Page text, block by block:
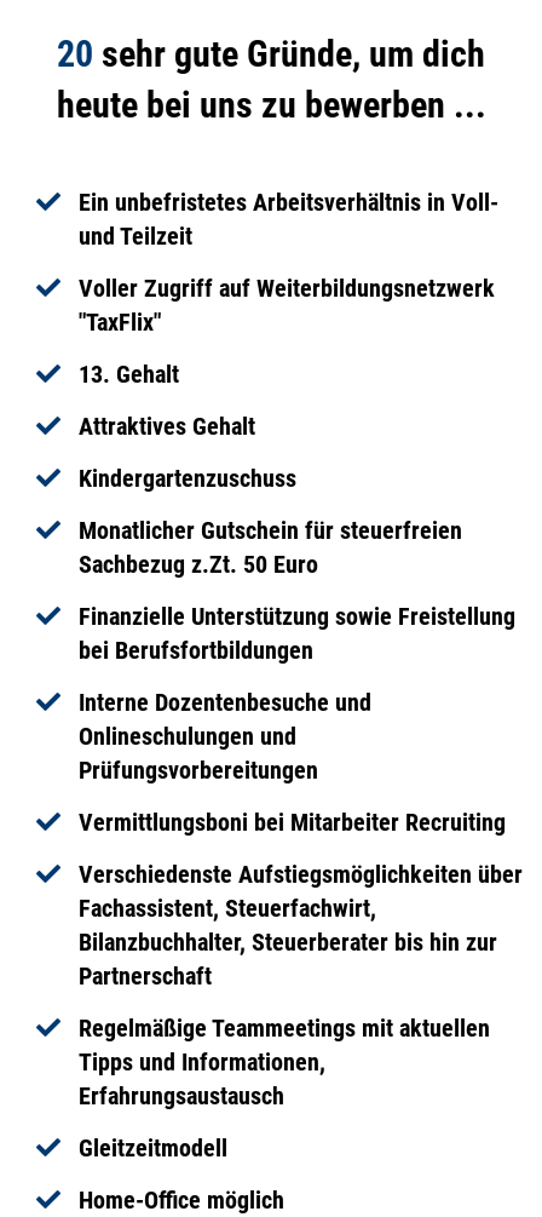
20 sehr gute Gründe, um dich
heute bei uns zu bewerben ...
Ein unbefristetes Arbeitsverhältnis in Voll-
und Teilzeit
Voller Zugriff auf Weiterbildungsnetzwerk
"TaxFlix"
13. Gehalt
Attraktives Gehalt
Kindergartenzuschuss
Monatlicher Gutschein für steuerfreien
Sachbezug z.Zt. 50 Euro
Finanzielle Unterstützung sowie Freistellung
bei Berufsfortbildungen
Interne Dozentenbesuche und
Onlineschulungen und
Prüfungsvorbereitungen
Vermittlungsboni bei Mitarbeiter Recruiting
Verschiedenste Aufstiegsmöglichkeiten über
Fachassistent, Steuerfachwirt,
Bilanzbuchhalter, Steuerberater bis hin zur
Partnerschaft
Regelmäßige Teammeetings mit aktuellen
Tipps und Informationen,
Erfahrungsaustausch
Gleitzeitmodell
Home-Office möglich